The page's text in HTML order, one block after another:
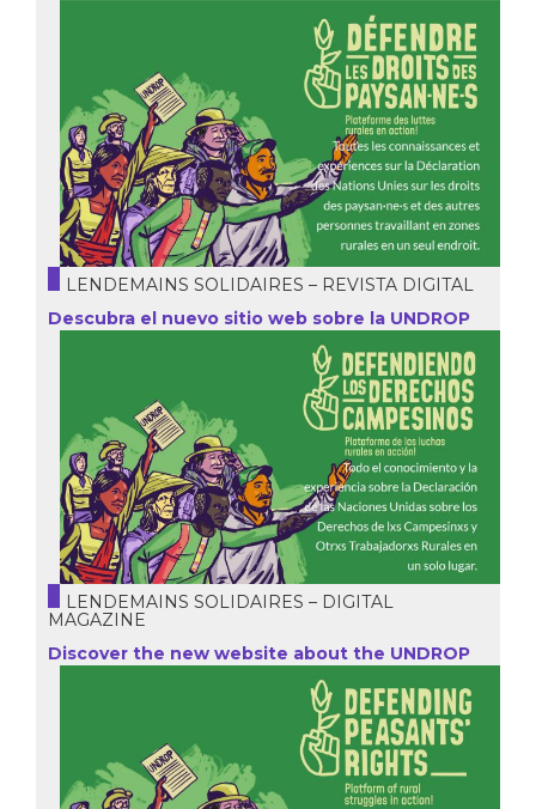
LENDEMAINS SOLIDAIRES – REVISTA DIGITAL
Descubra el nuevo sitio web sobre la UNDROP
LENDEMAINS SOLIDAIRES – DIGITAL
MAGAZINE
Discover the new website about the UNDROP